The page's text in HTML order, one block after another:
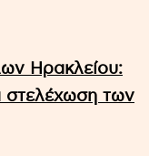
Ηρακλείου:
στελέχωση των